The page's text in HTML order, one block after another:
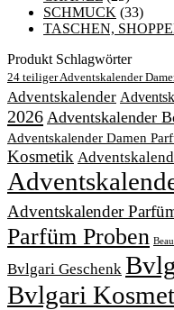
SCHMUCK (33)
TASCHEN,
Produkt Schlagwörter
24 teiliger Adventskalender
Adventskalender
2026 Adventskalender
Adventskalender Damen
Kosmetik
Adventskalender
Parfüm Proben
Bvlgari Geschenk
Bvlgari